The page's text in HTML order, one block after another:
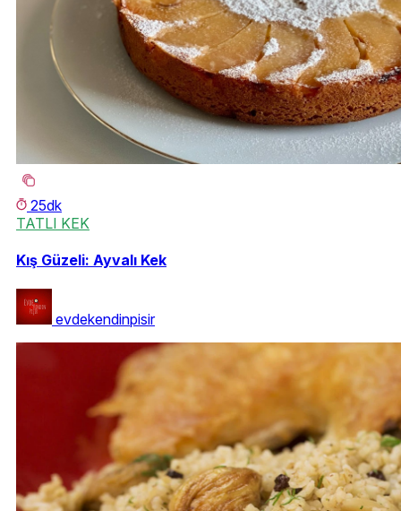
25dk
TATLI KEK
Kış Güzeli: Ayvalı Kek
evdekendinpisir